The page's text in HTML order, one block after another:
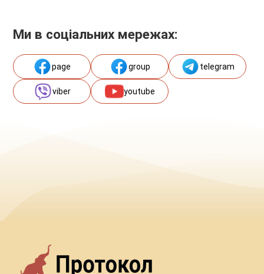
Ми в соціальних мережах:
page group telegram
viber youtube